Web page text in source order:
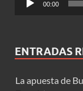
00:00
ENTRADAS
La apuesta de